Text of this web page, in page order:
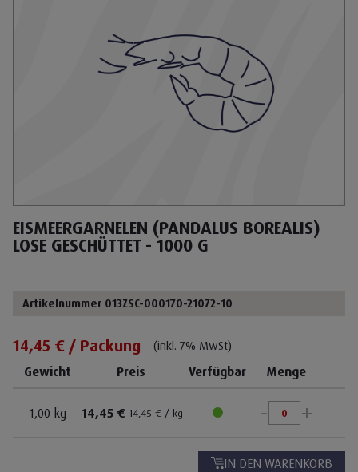
EISMEERGARNELEN (PANDALUS BOREALIS)
LOSE GESCHÜTTET - 1000 G
Artikelnummer 013ZSC-000170-21072-10
14,45 € / Packung (inkl. 7% MwSt)
Gewicht Preis Verfügbar Menge
1,00 kg 14,45 € 14,45 € / kg - +
IN DEN WARENKORB